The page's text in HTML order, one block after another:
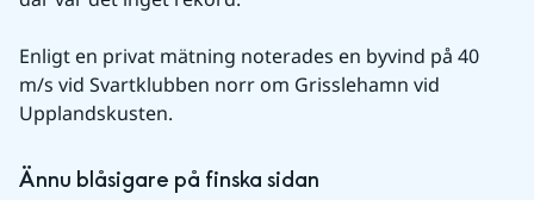
Enligt en privat mätning noterades en byvind på 40
m/s vid Svartklubben norr om Grisslehamn vid
Upplandskusten.
Ännu blåsigare på finska sidan